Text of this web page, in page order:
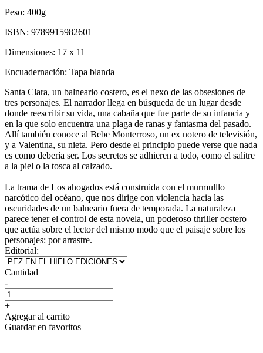
Peso: 400g
ISBN: 9789915982601
Dimensiones: 17 x 11
Encuadernación: Tapa blanda
Santa Clara, un balneario costero, es el nexo de las obsesiones de
tres personajes. El narrador llega en búsqueda de un lugar desde
donde reescribir su vida, una cabaña que fue parte de su infancia y
en la que solo encuentra una plaga de ranas y fantasma del pasado.
Allí también conoce al Bebe Monterroso, un ex notero de televisión,
y a Valentina, su nieta. Pero desde el principio puede verse que nada
es como debería ser. Los secretos se adhieren a todo, como el salitre
a la piel o la tosca al calzado.
La trama de Los ahogados está construida con el murmulllo
narcótico del océano, que nos dirige con violencia hacia las
oscuridades de un balneario fuera de temporada. La naturaleza
parece tener el control de esta novela, un poderoso thriller ocstero
que actúa sobre el lector del mismo modo que el paisaje sobre los
personajes: por arrastre.
Editorial:
Cantidad
-
+
Agregar al carrito
Guardar en favoritos